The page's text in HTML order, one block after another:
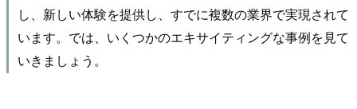
し、新しい体験を提供し、すでに複数の業界で実現されて
います。では、いくつかのエキサイティングな事例を見て
いきましょう。